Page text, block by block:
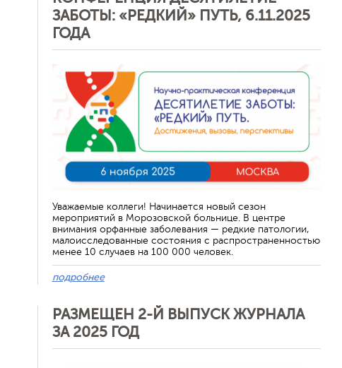
ЗАБОТЫ: «РЕДКИЙ» ПУТЬ, 6.11.2025
ГОДА
Уважаемые коллеги! Начинается новый сезон
мероприятий в Морозовской больнице. В центре
внимания орфанные заболевания — редкие патологии,
малоисследованные состояния с распространенностью
менее 10 случаев на 100 000 человек.
подробнее
РАЗМЕЩЕН 2-Й ВЫПУСК ЖУРНАЛА
ЗА 2025 ГОД
Отменить